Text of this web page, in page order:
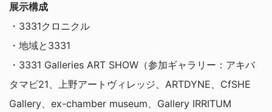
展示構成
・3331クロニクル
・地域と3331
・3331 Galleries ART SHOW（参加ギャラリー：アキバ
タマビ21、上野アートヴィレッジ、ARTDYNE、CfSHE
Gallery、ex-chamber museum、Gallery IRRITUM